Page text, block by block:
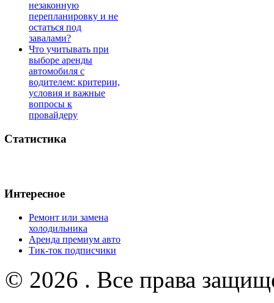
незаконную
перепланировку и не
остаться под
завалами?
Что учитывать при
выборе аренды
автомобиля с
водителем: критерии,
условия и важные
вопросы к
провайдеру
Статистика
Интересное
Ремонт или замена
холодильника
Аренда премиум авто
Тик-ток подписчики
© 2026 . Все права